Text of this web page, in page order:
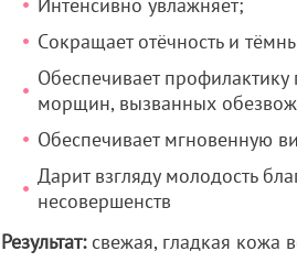
Cокращает отёчность и
Обеспечивает
морщин, вызванных
Обеспечивает мгновенную
Дарит взгляду молодость
несовершенств
Результат:свежая, гладкая кожа